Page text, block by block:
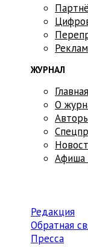
ЖУРНАЛ
Главная
О
Афиша
Редакция
Обратная
Пресса